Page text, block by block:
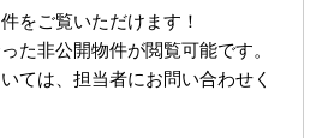
をご覧いただけます！
た非公開物件が閲覧可能です。
ては、担当者にお問い合わせく